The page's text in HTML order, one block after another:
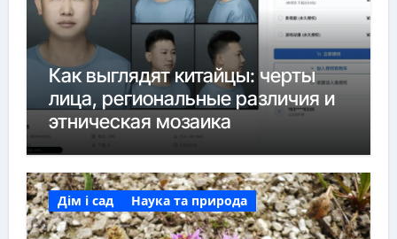
Как выглядят китайцы: черты
лица, региональные различия и
этническая мозаика
Дім і сад Наука та природа